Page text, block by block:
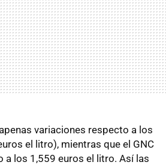
variaciones respecto a los
el litro), mientras que el GNC
a los 1,559 euros el litro. Así las